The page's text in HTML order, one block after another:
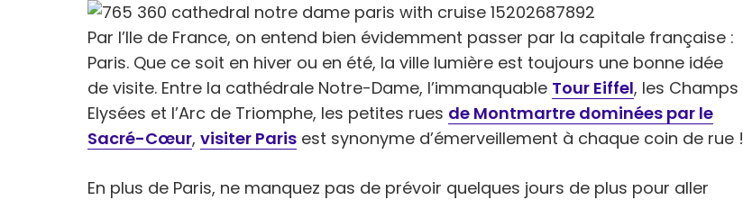
Par l’Ile de France, on entend bien évidemment passer par la capitale française :
Paris. Que ce soit en hiver ou en été, la ville lumière est toujours une bonne idée
de visite. Entre la cathédrale Notre-Dame, l’immanquable Tour Eiffel, les Champs
Elysées et l’Arc de Triomphe, les petites rues de Montmartre dominées par le
Sacré-Cœur, visiter Paris est synonyme d’émerveillement à chaque coin de rue !
En plus de Paris, ne manquez pas de prévoir quelques jours de plus pour aller